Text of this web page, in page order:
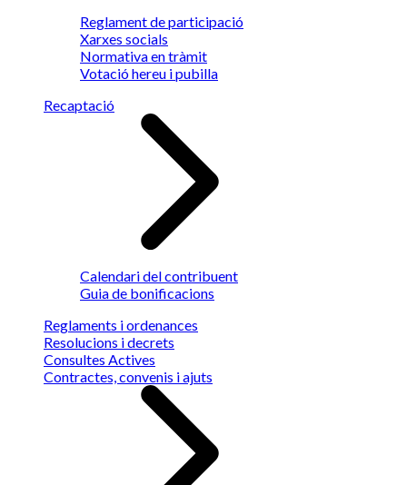
Reglament de participació
Xarxes socials
Normativa en tràmit
Votació hereu i pubilla
Recaptació
Calendari del contribuent
Guia de bonificacions
Reglaments i ordenances
Resolucions i decrets
Consultes Actives
Contractes, convenis i ajuts